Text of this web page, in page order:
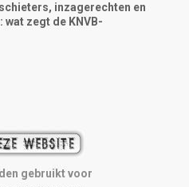
inzagerechten en
zegt de KNVB-
gebruikt voor